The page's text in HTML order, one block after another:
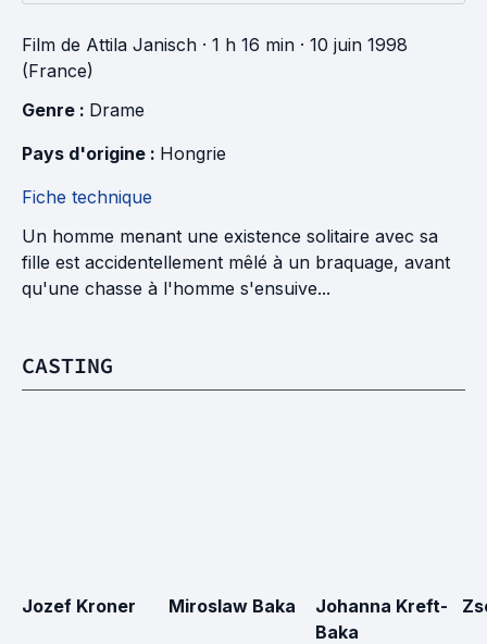
Film de Attila Janisch · 1 h 16 min · 10 juin 1998
(France)
Genre : Drame
Pays d'origine : Hongrie
Fiche technique
Un homme menant une existence solitaire avec sa
fille est accidentellement mêlé à un braquage, avant
qu'une chasse à l'homme s'ensuive...
CASTING
Jozef Kroner Miroslaw Baka
Johanna Kreft-
Baka